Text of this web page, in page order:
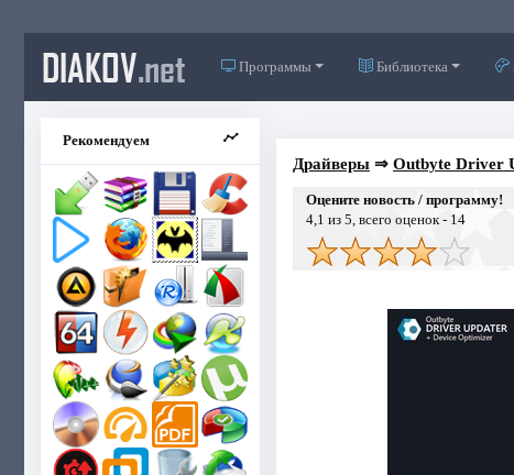
DIAKOV.net Программы Библиотека
Рекомендуем
Драйверы⇒ Outbyte Driver
Оцените новость / программу!
4,1 из 5, всего оценок - 14